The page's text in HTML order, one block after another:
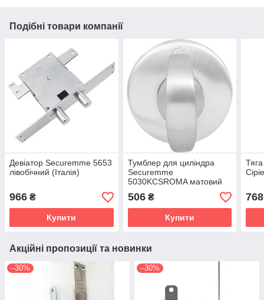
Подібні товари компанії
Девіатор Securemme 5653
лівобічний (Італія)
966 ₴
Купити
Тумблер для циліндра
Securemme
5030KCSROMA матовий
506₴
Купити
768
Акційні пропозиції та новинки
–30% –30%